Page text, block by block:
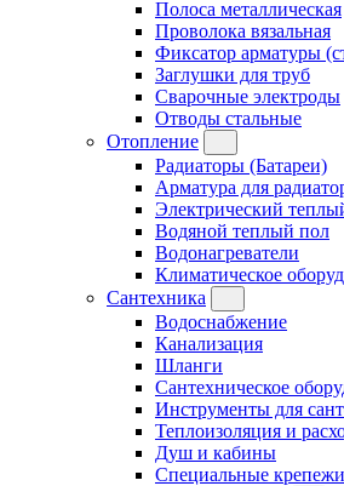
Полоса металлическая
Проволока вязальная
Фиксатор арматуры
Заглушки для труб
Сварочные электроды
Отводы стальные
Отопление
Радиаторы (Батареи)
Арматура для
Электрический
Водяной теплый пол
Водонагреватели
Климатическое
Сантехника
Водоснабжение
Канализация
Шланги
Сантехническое
Инструменты для
Теплоизоляция и
Душ и кабины
Специальные